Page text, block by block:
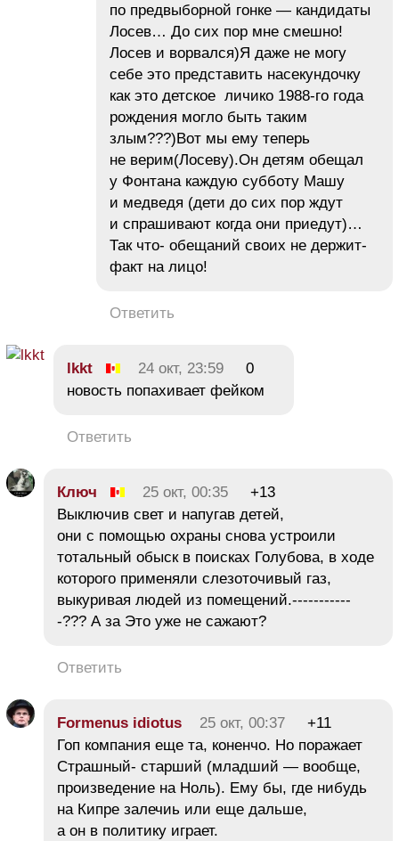
по предвыборной гонке — кандидаты
Лосев… До сих пор мне смешно!
Лосев и ворвался)Я даже не могу
себе это представить насекундочку
как это детское личико 1988-го года
рождения могло быть таким
злым???)Вот мы ему теперь
не верим(Лосеву).Он детям обещал
у Фонтана каждую субботу Машу
и медведя (дети до сих пор ждут
и спрашивают когда они приедут)…
Так что- обещаний своих не держит-
факт на лицо!
Ответить
lkkt 24 окт, 23:59
0
новость попахивает фейком
Ответить
Ключ 25 окт, 00:35
+13
Выключив свет и напугав детей,
они с помощью охраны снова устроили
тотальный обыск в поисках Голубова, в ходе
которого применяли слезоточивый газ,
выкуривая людей из помещений.-----------
-??? А за Это уже не сажают?
Ответить
Formenus idiotus 25 окт, 00:37
+11
Гоп компания еще та, коненчо. Но поражает
Страшный- старший (младший — вообще,
произведение на Ноль). Ему бы, где нибудь
на Кипре залечиь или еще дальше,
а он в политику играет.